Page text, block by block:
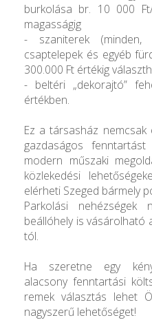
burkolása br. 10 000
magasságig
- szaniterek
csaptelepek és egyéb
300.000 Ft értékig
- beltéri „dekorajtó”
értékben.
Ez a társasház nemcsak
gazdaságos
modern műszaki
közlekedési
elérheti Szeged bármely
Parkolási nehézségek
beállóhely is vásárolható
tól.
Ha szeretne egy
alacsony fenntartási
remek választás lehet
nagyszerű lehetőséget!